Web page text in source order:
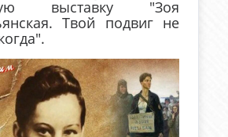
выставку "Зоя
Твой подвиг не